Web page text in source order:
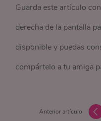
Guarda este artículo
derecha de la pantalla
disponible y puedas
compártelo a tu amiga
Anterior artículo